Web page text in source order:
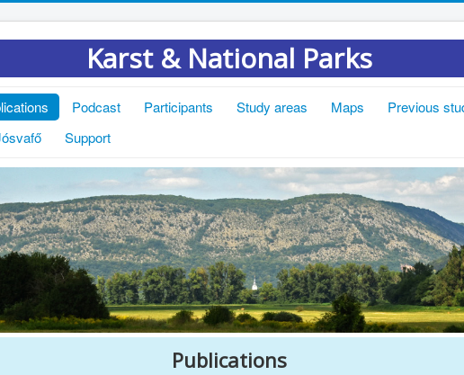
Karst & National Parks
Podcast Participants Study areas Maps Previous
Support
Publications